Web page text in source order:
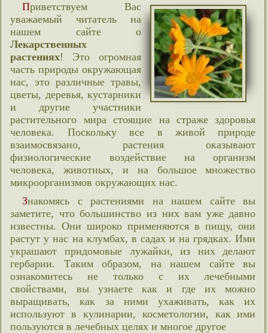
Приветствуем Вас
уважаемый читатель на
нашем сайте о
Лекарственных
растениях! Это огромная
часть природы окружающая
нас, это различные травы,
цветы, деревья, кустарники
и другие участники
растительного мира стоящие на страже здоровья
человека. Поскольку все в живой природе
взаимосвязано, растения оказывают
физиологические воздействие на организм
человека, животных, и на большое множество
микроорганизмов окружающих нас.
Знакомясь с растениями на нашем сайте вы
заметите, что большинство из них вам уже давно
известны. Они широко применяются в пищу, они
растут у нас на клумбах, в садах и на грядках. Ими
украшают придомовые лужайки, из них делают
гербарии. Таким образом, на нашем сайте вы
ознакомитесь не только с их лечебными
свойствами, вы узнаете как и где их можно
выращивать, как за ними ухаживать, как их
используют в кулинарии, косметологии, как ими
пользуются в лечебных целях и многое другое